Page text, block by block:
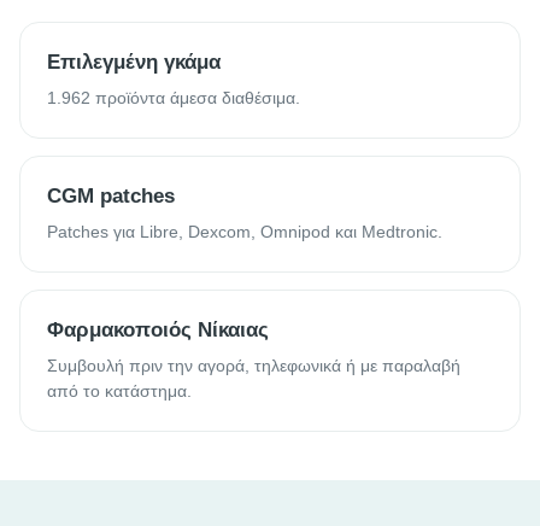
Επιλεγμένη γκάμα
1.962 προϊόντα άμεσα διαθέσιμα.
CGM patches
Patches για Libre, Dexcom, Omnipod και Medtronic.
Φαρμακοποιός Νίκαιας
Συμβουλή πριν την αγορά, τηλεφωνικά ή με παραλαβή
από το κατάστημα.